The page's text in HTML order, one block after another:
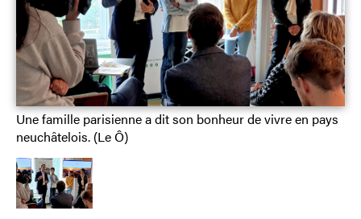
Une famille parisienne a dit son bonheur de vivre en pays
neuchâtelois. (Le Ô)